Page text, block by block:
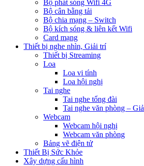
Bộ phát sóng Wifi 4G
Bộ cân bằng tải
Bộ chia mạng – Switch
Bộ kích sóng & liên kết Wifi
Card mạng
Thiết bị nghe nhìn, Giải trí
Thiết bị Streaming
Loa
Loa vi tính
Loa hội nghị
Tai nghe
Tai nghe tổng đài
Tai nghe văn phòng –
Webcam
Webcam hội nghị
Webcam văn phòng
Bảng vẽ điện tử
Thiết Bị Sức Khỏe
Xây dựng cấu hình